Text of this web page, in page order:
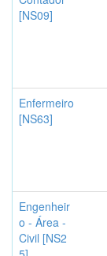
[NS09]
Enfermeiro
[NS63]
Engenheir
o - Área -
Civil [NS2